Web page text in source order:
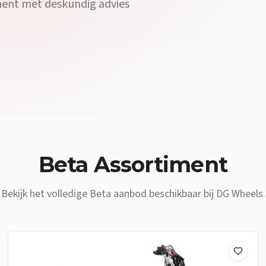
met deskundig advies
Beta Assortiment
Bekijk het volledige Beta aanbod beschikbaar bij DG Wheels.